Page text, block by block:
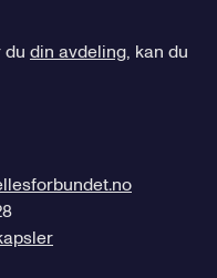
du din avdeling, kan du